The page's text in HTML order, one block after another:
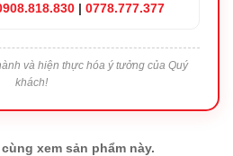
| 0778.777.377
và hiện thực hóa ý tưởng của Quý
khách!
xem sản phẩm này.